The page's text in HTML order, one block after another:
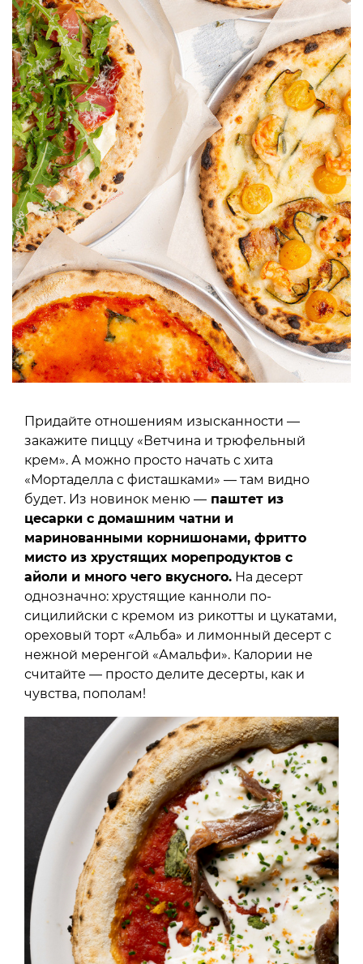
Придайте отношениям изысканности —
закажите пиццу «Ветчина и трюфельный
крем». А можно просто начать с хита
«Мортаделла с фисташками» — там видно
будет. Из новинок меню — паштет из
цесарки с домашним чатни и
маринованными корнишонами, фритто
мисто из хрустящих морепродуктов с
айоли и много чего вкусного. На десерт
однозначно: хрустящие канноли по-
сицилийски с кремом из рикотты и цукатами,
ореховый торт «Альба» и лимонный десерт с
нежной меренгой «Амальфи». Калории не
считайте — просто делите десерты, как и
чувства, пополам!